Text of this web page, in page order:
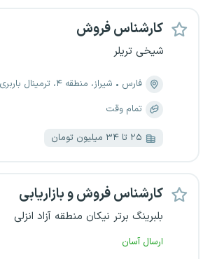
کارشناس فروش
شیخی تریلر
فارس
شیراز، منطقه ۴، ترمینال باربری
تمام وقت
۲۵ تا ۳۴ میلیون تومان
کارشناس فروش و بازاریابی
بلبرینگ برتر نیکان منطقه آزاد انزلی
ارسال آسان